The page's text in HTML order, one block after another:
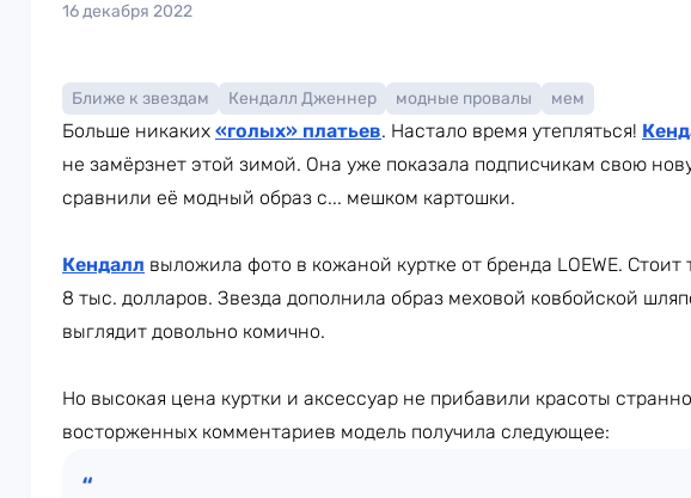
16 декабря 2022
Ближе к звездам Кендалл Дженнер модные провалы мем
Больше никаких «голых» платьев. Настало время утепляться!
не замёрзнет этой зимой. Она уже показала подписчикам свою
сравнили её модный образ с... мешком картошки.
Кендалл выложила фото в кожаной куртке от бренда LOEWE. Стоит
8 тыс. долларов. Звезда дополнила образ меховой ковбойской
выглядит довольно комично.
Но высокая цена куртки и аксессуар не прибавили красоты
восторженных комментариев модель получила следующее: